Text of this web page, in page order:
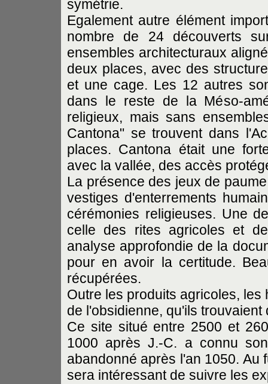
symétrie.
Egalement autre élément
nombre de 24 découverts
ensembles architecturaux
deux places, avec des
et une cage. Les 12 autres
dans le reste de la Méso-
religieux, mais sans
Cantona" se trouvent dans
places. Cantona était une
avec la vallée, des accès
La présence des jeux de
vestiges d'enterrements
cérémonies religieuses. Une
celle des rites agricoles et
analyse approfondie de la
pour en avoir la certitude.
récupérées.
Outre les produits agricoles,
de l'obsidienne, qu'ils
Ce site situé entre 2500 et
1000 après J.-C. a connu
abandonné après l'an 1050. Au
sera intéressant de suivre les